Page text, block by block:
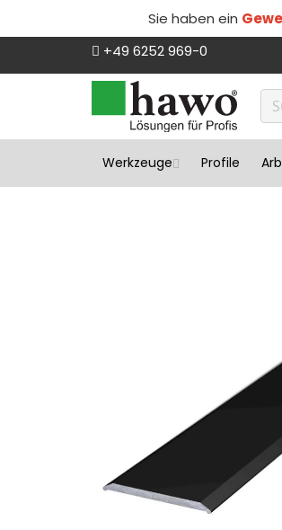
Sie haben ein
Direkt
+49 6252 969-0
Werkzeuge Profile